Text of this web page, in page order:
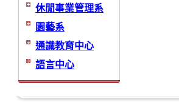
休閒事業管理系
園藝系
通識教育中心
語言中心